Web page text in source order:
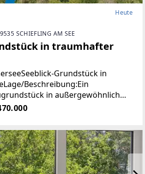
Heute
SCHIEFLING AM SEE
in traumhafter
Grundstück in
Beschreibung:Ein
in außergewöhnlich
mit beeindruckendem
Wörthersee und die umliegende